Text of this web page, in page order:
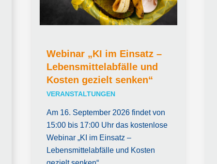
Webinar „KI im Einsatz –
Lebensmittelabfälle und
Kosten gezielt senken“
VERANSTALTUNGEN
Am 16. September 2026 findet von
15:00 bis 17:00 Uhr das kostenlose
Webinar „KI im Einsatz –
Lebensmittelabfälle und Kosten